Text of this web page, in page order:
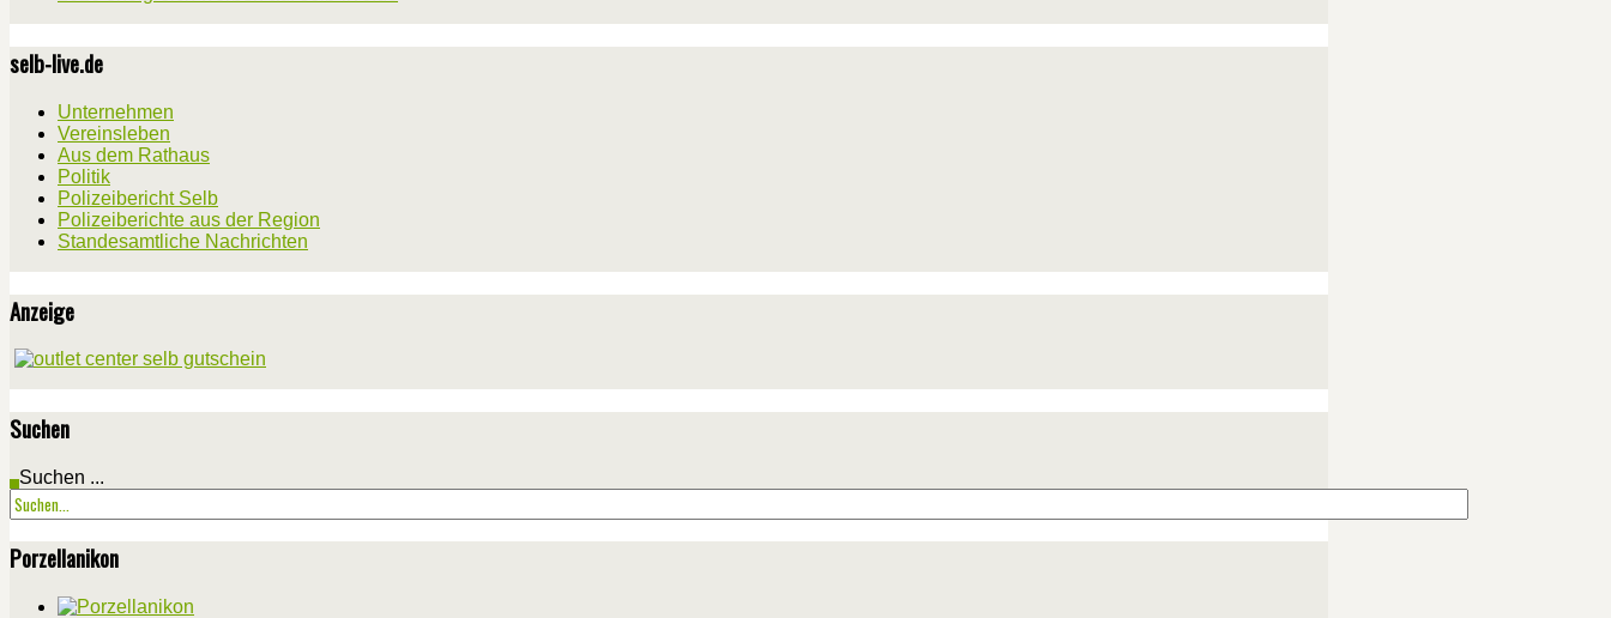
selb-live.de
Unternehmen
Vereinsleben
Aus dem Rathaus
Politik
Polizeibericht Selb
Polizeiberichte aus der Region
Standesamtliche Nachrichten
Anzeige
Suchen
Suchen ...
Porzellanikon